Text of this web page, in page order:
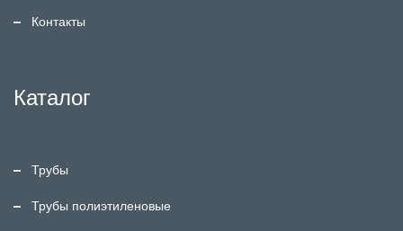
Контакты
Каталог
Трубы
Трубы полиэтиленовые